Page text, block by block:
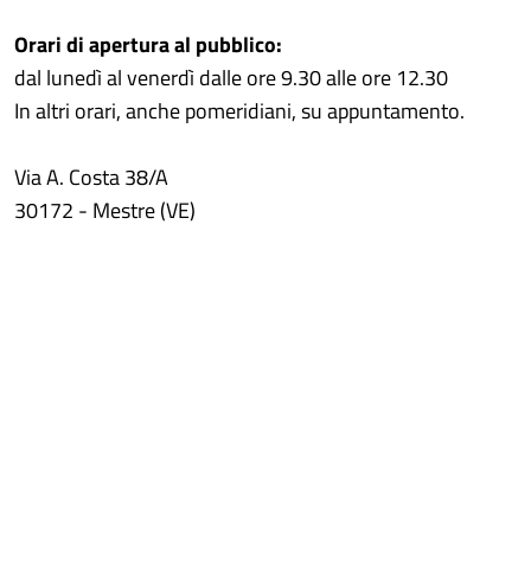
Orari di apertura al pubblico:
dal lunedì al venerdì dalle ore 9.30 alle ore 12.30
In altri orari, anche pomeridiani, su appuntamento.
Via A. Costa 38/A
30172 - Mestre (VE)